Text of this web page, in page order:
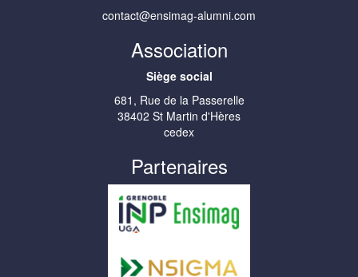
contact@ensimag-alumni.com
Association
Siège social
681, Rue de la Passerelle
38402 St Martin d'Hères
cedex
Partenaires